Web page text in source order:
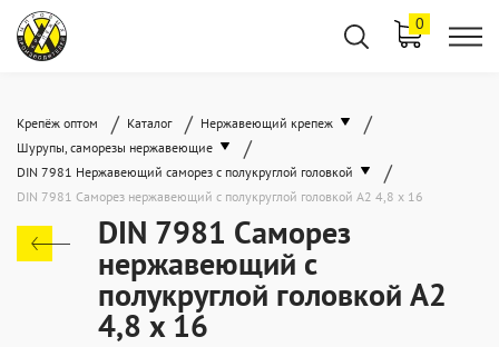
0
Крепёж оптом / Каталог / Нержавеющий крепеж /
Шурупы, саморезы нержавеющие /
DIN 7981 Нержавеющий саморез с полукруглой головкой /
DIN 7981 Саморез нержавеющий с полукруглой головкой А2 4,8 x 16
DIN 7981 Саморез
нержавеющий с
полукруглой головкой А2
4,8 x 16